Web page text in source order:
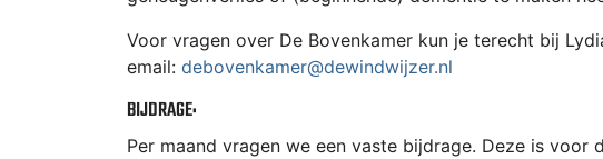
Voor vragen over De Bovenkamer kun je terecht bij
email: debovenkamer@dewindwijzer.nl
BIJDRAGE:
Per maand vragen we een vaste bijdrage. Deze is